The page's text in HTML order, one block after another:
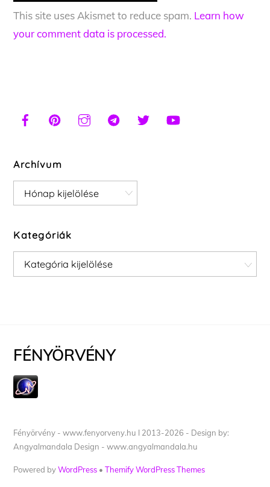
This site uses Akismet to reduce spam. Learn how
your comment data is processed.
Archívum
Archívum
Kategóriák
Kategóriák
FÉNYÖRVÉNY
Fényörvény - www.fenyorveny.hu I 2013-2026 - Design by:
Angyalmandala Design - www.angyalmandala.hu
Powered byWordPress •Themify WordPress Themes